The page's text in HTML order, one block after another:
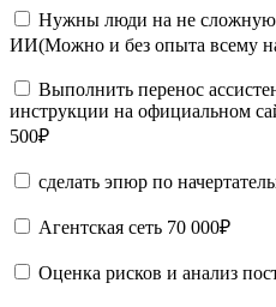
Нужны люди на не сложную
ИИ(Можно и без опыта всему
Выполнить перенос
инструкции на официальном
500₽
сделать эпюр по
Агентская сеть 70 000₽
Оценка рисков и анализ